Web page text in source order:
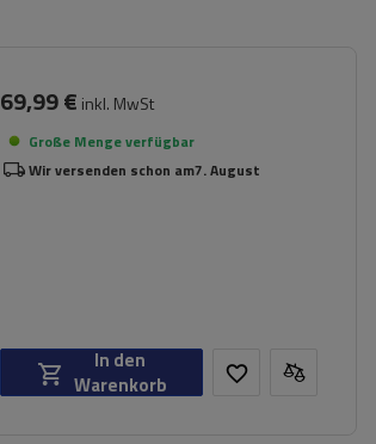
69,99 € inkl. MwSt
Große Menge verfügbar
Wir versenden schon am7. August
In den
Warenkorb